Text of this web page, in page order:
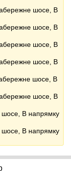
шосе, В
шосе, В
шосе, В
шосе, В
шосе, В
шосе, В
В напрямку
В напрямку